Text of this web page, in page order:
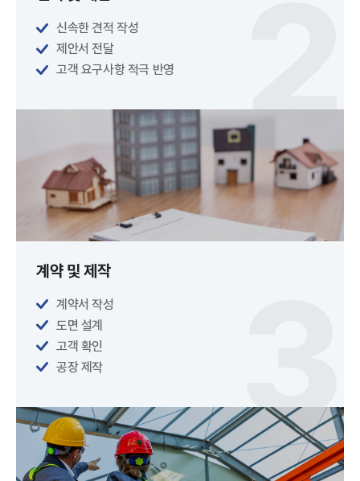
신속한 견적 작성
제안서 전달
고객 요구사항 적극 반영
계약 및 제작
계약서 작성
도면 설계
고객 확인
공장 제작